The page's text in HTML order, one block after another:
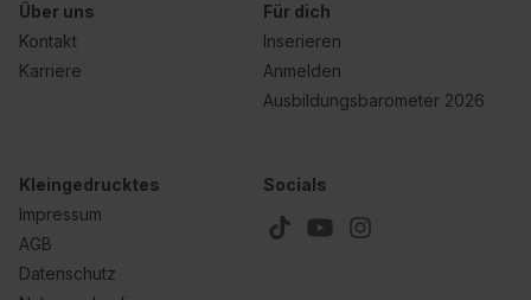
Über uns
Kontakt
Karriere
Für dich
Inserieren
Anmelden
Ausbildungsbarometer 2026
Kleingedrucktes
Impressum
AGB
Datenschutz
Socials